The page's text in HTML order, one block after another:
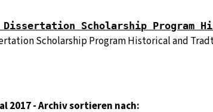
Dissertation Scholarship
Scholarship Program Historical and
2017 - Archiv sortieren nach: